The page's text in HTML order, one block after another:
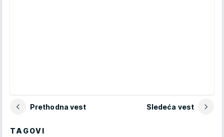
Prethodna vest Sledeća vest
TAGOVI